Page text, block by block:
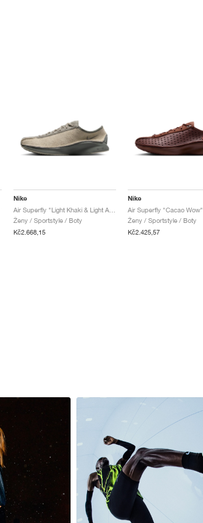
Nike
Ženy / Sportstyle / Boty
Kč2.668,15
Nike
Air Superfly "Cacao Wow"
Ženy / Sportstyle / Boty
Kč2.425,57